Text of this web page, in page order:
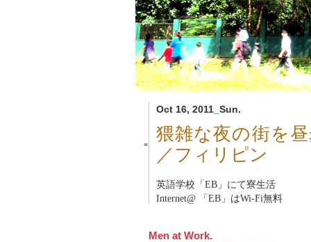
Oct 16, 2011_Sun.
■
猥雑な夜の街を
／フィリピン
英語学校「EB 」にて寮生活
Internet@ 「EB 」はWi-Fi無料
Men at Work.